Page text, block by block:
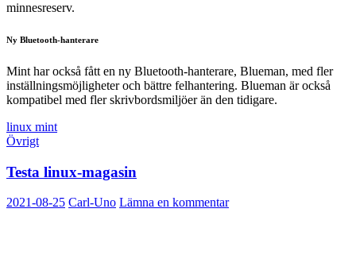
minnesreserv.
Ny Bluetooth-hanterare
Mint har också fått en ny Bluetooth-hanterare, Blueman, med fler
inställningsmöjligheter och bättre felhantering. Blueman är också
kompatibel med fler skrivbordsmiljöer än den tidigare.
linux mint
Övrigt
Testa linux-magasin
2021-08-25 Carl-Uno Lämna en kommentar